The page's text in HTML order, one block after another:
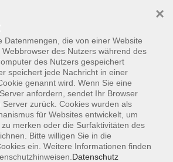
gefunden werden.
Datenmengen, die von einer Website
des Nutzers während des
des Nutzers gespeichert
speichert jede Nachricht in einer
genannt wird. Wenn Sie eine
anfordern, sendet Ihr Browser
zurück. Cookies wurden als
für Websites entwickelt, um
merken oder die Surfaktivitäten des
Bitte willigen Sie in die
ein. Weitere Informationen finden
Datenschutz
×